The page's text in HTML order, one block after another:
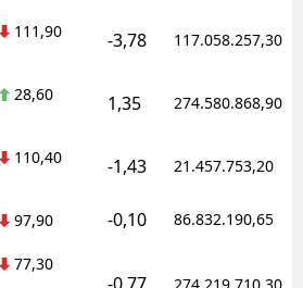
111,90 -3,78 117.058.257,30
28,60 1,35 274.580.868,90
110,40 -1,43 21.457.753,20
97,90 -0,10 86.832.190,65
77,30
-0,77 274.219.710,30